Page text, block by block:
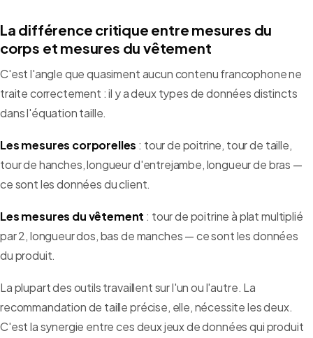
La différence critique entre mesures du
corps et mesures du vêtement
C'est l'angle que quasiment aucun contenu francophone ne
traite correctement : il y a deux types de données distincts
dans l'équation taille.
Les mesures corporelles : tour de poitrine, tour de taille,
tour de hanches, longueur d'entrejambe, longueur de bras —
ce sont les données du client.
Les mesures du vêtement : tour de poitrine à plat multiplié
par 2, longueur dos, bas de manches — ce sont les données
du produit.
La plupart des outils travaillent sur l'un ou l'autre. La
recommandation de taille précise, elle, nécessite les deux.
C'est la synergie entre ces deux jeux de données qui produit